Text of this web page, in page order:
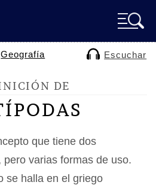
Geografía Escuchar
DE
que tiene dos
varias formas de uso.
se halla en el griego